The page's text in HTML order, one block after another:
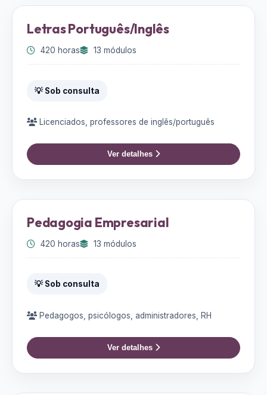
Letras Português/Inglês
420 horas 13 módulos
💡 Sob consulta
Licenciados, professores de inglês/português
Ver detalhes
Pedagogia Empresarial
420 horas 13 módulos
💡 Sob consulta
Pedagogos, psicólogos, administradores, RH
Ver detalhes